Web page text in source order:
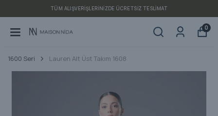
TÜM ALIŞVERIŞLERINIZDE ÜCRETSIZ TESLIMAT
0
1600 Seri Lauren Alt Üst Takım 1608